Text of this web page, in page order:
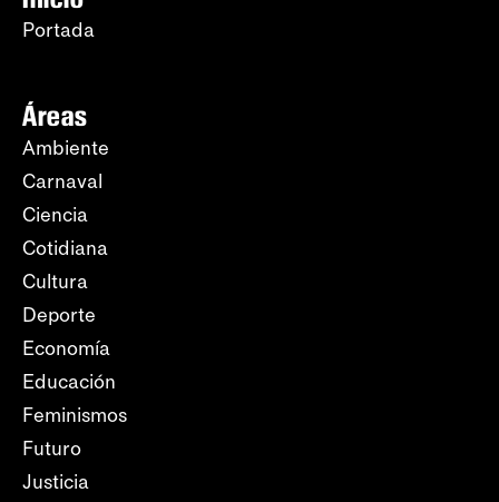
Portada
Áreas
Ambiente
Carnaval
Ciencia
Cotidiana
Cultura
Deporte
Economía
Educación
Feminismos
Futuro
Justicia